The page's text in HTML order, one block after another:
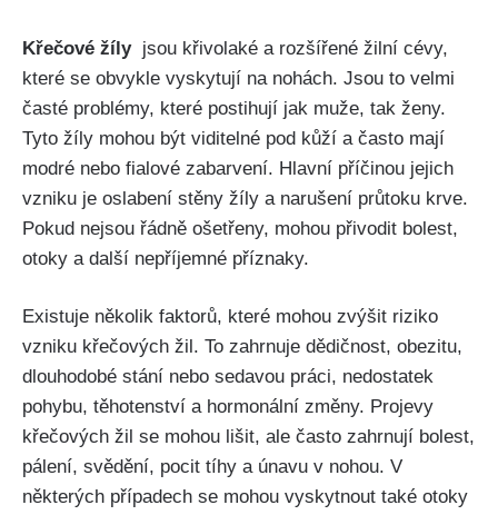
Křečové žíly⁣ jsou křivolaké a rozšířené žilní cévy,
které se obvykle vyskytují na nohách. Jsou⁣ to velmi
časté problémy, které postihují jak muže, tak ženy.
Tyto žíly mohou být viditelné pod ⁢kůží a často mají
modré nebo fialové zabarvení. Hlavní příčinou ‍jejich
vzniku je oslabení stěny žíly a narušení průtoku​ krve.
Pokud nejsou řádně ošetřeny, mohou přivodit bolest,
otoky a další nepříjemné příznaky.
Existuje‍ několik faktorů, které​ mohou zvýšit‌ riziko
vzniku křečových žil.⁤ To zahrnuje dědičnost, obezitu,
dlouhodobé‌ stání​ nebo‍ sedavou ‌práci, ‌nedostatek
pohybu, ⁤těhotenství ‍a hormonální⁤ změny. Projevy
křečových žil se mohou lišit, ale často zahrnují bolest,
pálení, svědění, pocit tíhy a ⁣únavu v nohou. V
některých případech se mohou vyskytnout také otoky